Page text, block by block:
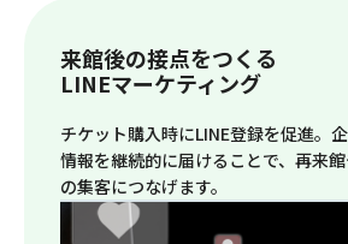
来館後の接点をつくる
LINEマーケティング
チケット購入時にLINE登録を促進。
情報を継続的に届けることで、再来
の集客につなげます。